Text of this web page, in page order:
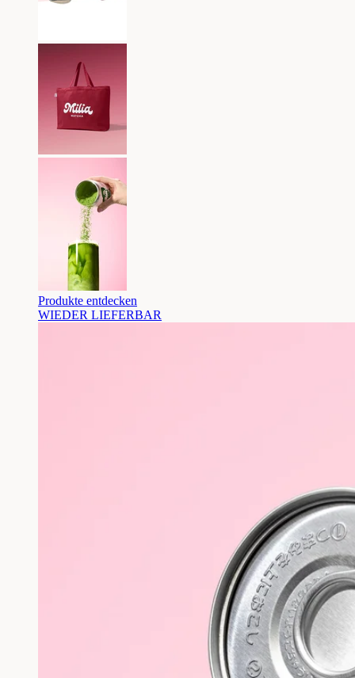
Produkte entdecken
WIEDER LIEFERBAR